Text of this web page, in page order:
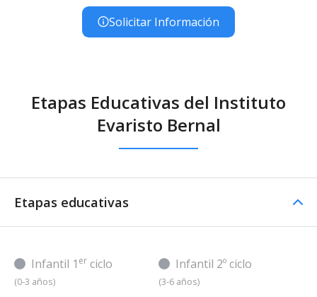
Solicitar Información
Etapas Educativas del Instituto
Evaristo Bernal
Etapas educativas
Infantil 1 er ciclo
(0-3 años)
Infantil 2º ciclo
(3-6 años)